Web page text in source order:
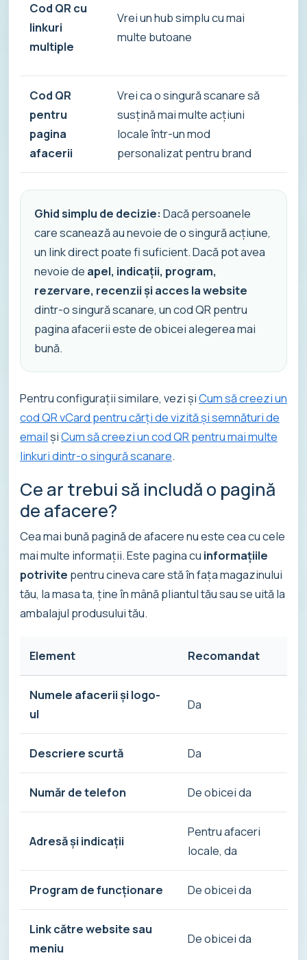
Cod QR cu
linkuri
multiple
Vrei un hub simplu cu mai
multe butoane
Cod QR
pentru
pagina
afacerii
Vrei ca o singură scanare să
susțină mai multe acțiuni
locale într-un mod
personalizat pentru brand
Ghid simplu de decizie: Dacă persoanele
care scanează au nevoie de o singură acțiune,
un link direct poate fi suficient. Dacă pot avea
nevoie de apel, indicații, program,
rezervare, recenzii și acces la website
dintr-o singură scanare, un cod QR pentru
pagina afacerii este de obicei alegerea mai
bună.
Pentru configurații similare, vezi șiCum să creezi un
cod QR vCard pentru cărți de vizită și semnături de
email șiCum să creezi un cod QR pentru mai multe
linkuri dintr-o singură scanare.
Ce ar trebui să includă o pagină
de afacere?
Cea mai bună pagină de afacere nu este cea cu cele
mai multe informații. Este pagina cu informațiile
potrivite pentru cineva care stă în fața magazinului
tău, la masa ta, ține în mână pliantul tău sau se uită la
ambalajul produsului tău.
Element Recomandat
Numele afacerii și logo-
ul
Da
Descriere scurtă Da
Număr de telefon De obicei da
Adresă și indicații
Pentru afaceri
locale, da
Program de funcționare De obicei da
Link către website sau
meniu
De obicei da